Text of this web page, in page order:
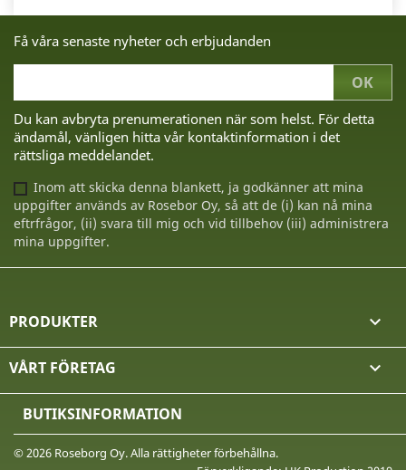
Få våra senaste nyheter och erbjudanden
Du kan avbryta prenumerationen när som helst. För detta
ändamål, vänligen hitta vår kontaktinformation i det
rättsliga meddelandet.
Inom att skicka denna blankett, ja godkänner att mina
uppgifter används av Rosebor Oy, så att de (i) kan nå mina
eftrfrågor, (ii) svara till mig och vid tillbehov (iii) administrera
mina uppgifter.
PRODUKTER 
VÅRT FÖRETAG 
BUTIKSINFORMATION
© 2026 Roseborg Oy. Alla rättigheter förbehållna.